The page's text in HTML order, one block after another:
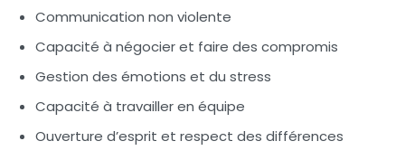
Communication non violente
Capacité à négocier et faire des compromis
Gestion des émotions et du stress
Capacité à travailler en équipe
Ouverture d’esprit et respect des différences